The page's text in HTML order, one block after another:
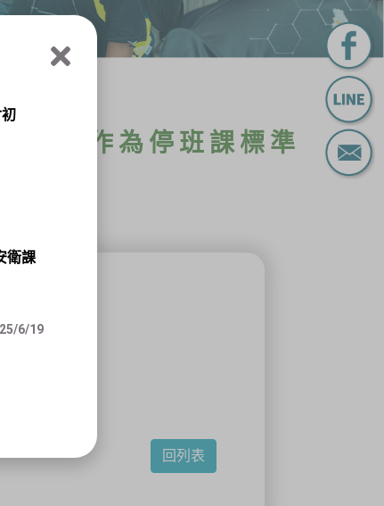
公告作為停班課標準
上課；
回列表
衛課
6/19